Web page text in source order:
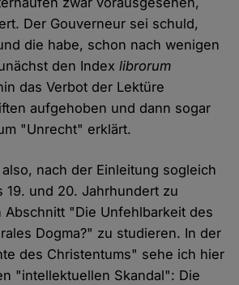
Der Gouverneur sei schuld,
die habe, schon nach wenigen
den Indexlibrorum
das Verbot der Lektüre
aufgehoben und dann sogar
"Unrecht" erklärt.
nach der Einleitung sogleich
19. und 20. Jahrhundert zu
Abschnitt "Die Unfehlbarkeit des
Dogma?" zu studieren. In der
des Christentums" sehe ich hier
"intellektuellen Skandal": Die